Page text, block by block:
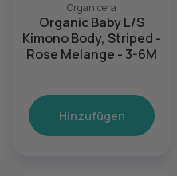
Organicera
Organic Baby L/S
Kimono Body, Striped -
Rose Melange - 3-6M
Hinzufügen